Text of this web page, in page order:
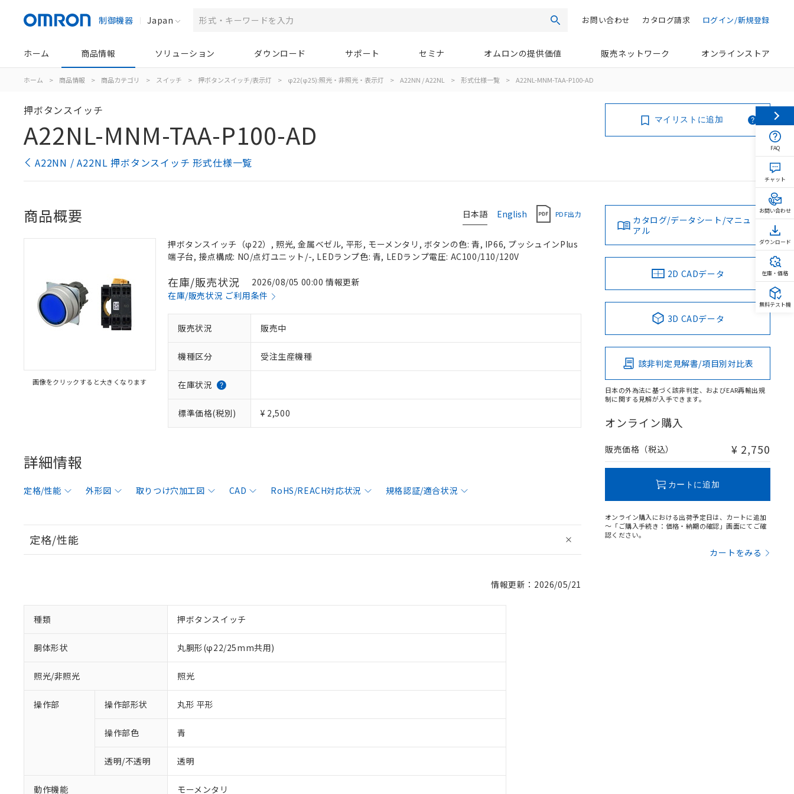
制御機器 Japan 検索 ログイン/新規登録
カタログ請求
お問い合わせ
ホーム 商品情報 ソリューション ダウンロード サポート セミナ オムロンの提供価値 販売ネットワーク オンラインストア
ホーム > 商品情報 > 商品カテゴリ > スイッチ > 押ボタンスイッチ/表示灯 > φ22(φ25):照光・非照光・表示灯 > A22NN / A22NL > 形式仕様一覧 > A22NL-MNM-TAA-P100-AD
押ボタンスイッチ
A22NL-MNM-TAA-P100-AD
A22NN / A22NL 押ボタンスイッチ 形式仕様一覧
マイリストに追加
日本語 English PDF出力
商品概要
画像をクリックすると大きくなります
押ボタンスイッチ（φ22）, 照光, 金属ベゼル, 平形, モーメンタリ, ボタンの色: 青, IP66, プッシュインPlus
端子台, 接点構成: NO/点灯ユニット/-, LEDランプ色: 青, LEDランプ電圧: AC100/110/120V
在庫/販売状況
2026/08/05 00:00 情報更新
在庫/販売状況 ご利用条件
販売状況 販売中
機種区分 受注生産機種
在庫状況
標準価格(税別) ¥ 2,500
詳細情報
定格/性能 外形図 取りつけ穴加工図 CAD RoHS/REACH対応状況 規格認証/適合状況
定格/性能
情報更新：2026/05/21
種類 押ボタンスイッチ
胴体形状 丸胴形(φ22/25mm共用)
照光/非照光 照光
操作部 操作部形状 丸形 平形
操作部色 青
透明/不透明 透明
動作機能 モーメンタリ
カタログ/データシート/マニュ
アル
2D CADデータ
3D CADデータ
該非判定見解書/項目別対比表
日本の外為法に基づく該非判定、およびEAR再輸出規
制に関する見解が入手できます。
オンライン購入
販売価格（税込） ¥ 2,750
カートに追加
オンライン購入における出荷予定日は、カートに追加
～「ご購入手続き：価格・納期の確認」画面にてご確
認ください。
カートをみる
FAQ
チャット
お問い合わせ
ダウンロード
在庫・価格
無料テスト機